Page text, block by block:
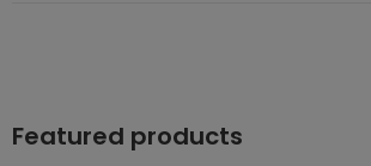
Featured products